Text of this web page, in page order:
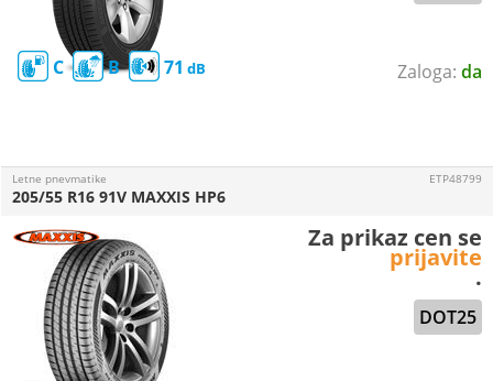
da
C B 71
Letne pnevmatike
DOT25
205/55 R16 91V MAXXIS HP6
ETP48799
Za prikaz cen se
prijavite
.